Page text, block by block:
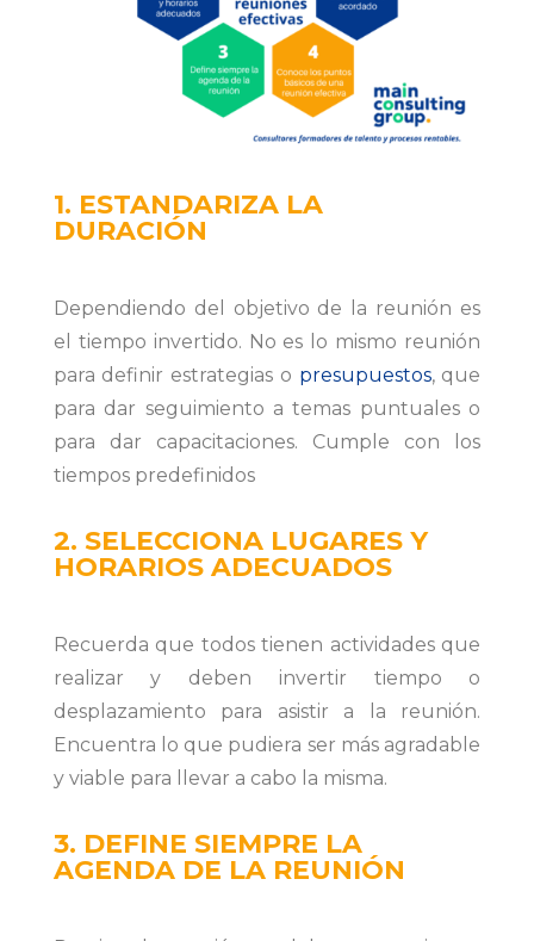
1. ESTANDARIZA LA
DURACIÓN
Dependiendo del objetivo de la reunión es
el tiempo invertido. No es lo mismo reunión
para definir estrategias o presupuestos, que
para dar seguimiento a temas puntuales o
para dar capacitaciones. Cumple con los
tiempos predefinidos
2. SELECCIONA LUGARES Y
HORARIOS ADECUADOS
Recuerda que todos tienen actividades que
realizar y deben invertir tiempo o
desplazamiento para asistir a la reunión.
Encuentra lo que pudiera ser más agradable
y viable para llevar a cabo la misma.
3. DEFINE SIEMPRE LA
AGENDA DE LA REUNIÓN